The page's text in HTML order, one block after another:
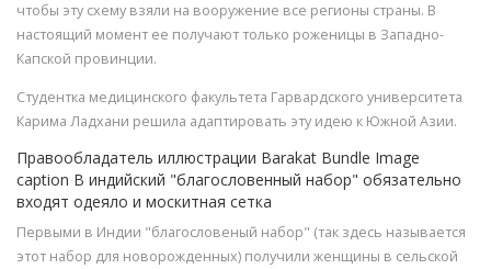
чтобы эту схему взяли на вооружение все регионы страны. В
настоящий момент ее получают только роженицы в Западно-
Капской провинции.
Студентка медицинского факультета Гарвардского университета
Карима Ладхани решила адаптировать эту идею к Южной Азии.
Правообладатель иллюстрации Barakat Bundle Image
caption В индийский "благословенный набор" обязательно
входят одеяло и москитная сетка
Первыми в Индии "благословеный набор" (так здесь называется
этот набор для новорожденных) получили женщины в сельской